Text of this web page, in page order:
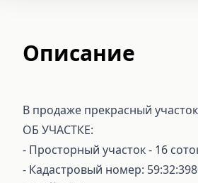
Описание
В продаже прекрасный
ОБ УЧАСТКЕ:
- Просторный участок - 16
- Кадастровый номер: